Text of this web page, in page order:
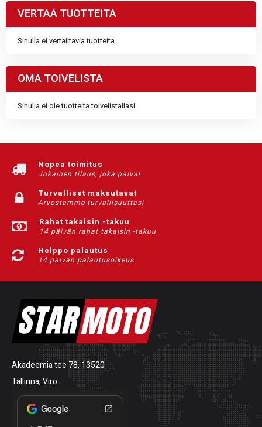
VERTAA TUOTTEITA
Sinulla ei vertailtavia tuotteita.
OMA TOIVELISTA
Sinulla ei ole tuotteita toivelistallasi.
Nopea toimitus
Jokainen tilaus, joka päivä!
Turvalliset maksutavat
Arvostamme turvallisuuttasi
Rahat takaisin -takuu
14 päivän rahat takaisin -takuu
Helppo palautus
14 päivän palautusoikeus
Akadeemia tee 78, 13520
Tallinna, Viro